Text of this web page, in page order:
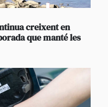
creixent en
que manté les